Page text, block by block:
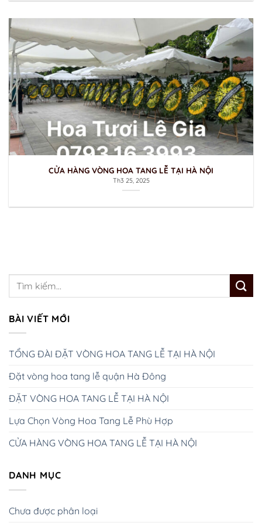
CỬA HÀNG VÒNG HOA TANG LỄ TẠI HÀ NỘI
Th3 25, 2025
BÀI VIẾT MỚI
TỔNG ĐÀI ĐẶT VÒNG HOA TANG LỄ TẠI HÀ NỘI
Đặt vòng hoa tang lễ quận Hà Đông
ĐẶT VÒNG HOA TANG LỄ TẠI HÀ NỘI
Lựa Chọn Vòng Hoa Tang Lễ Phù Hợp
CỬA HÀNG VÒNG HOA TANG LỄ TẠI HÀ NỘI
DANH MỤC
Chưa được phân loại